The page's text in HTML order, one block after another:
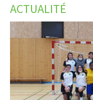
CONTACT
INSCRIPTIONS 2026
LE LYCÉE
LET’S GO SCIENCE
ACTUALITÉ